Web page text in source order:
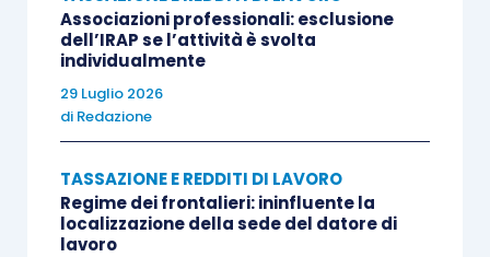
L’Agenzia evidenzia tuttavia che occorre
verificare le disposizioni contenute nella
Convenzione contro le doppie imposizioni
stipulata tra Italia e Francia, le quali prevalgono
sulla normativa interna. In particolare, l’articolo 18
del Trattato distingue tra pensioni derivanti da
attività lavorative private e pensioni corrisposte
Associazioni professionali: esclusione
dell’IRAP se l’attività è svolta
individualmente
29 Luglio 2026
di Redazione
TASSAZIONE E REDDITI DI LAVORO
Regime dei frontalieri: ininfluente la
localizzazione della sede del datore di
lavoro